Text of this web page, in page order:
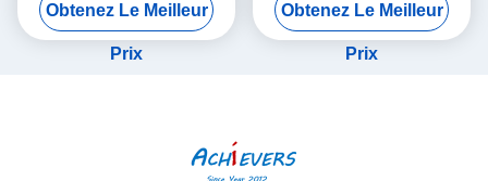
Ethernet
Obtenez Le Meilleur
Prix
VDC
Obtenez Le Meilleur
Prix